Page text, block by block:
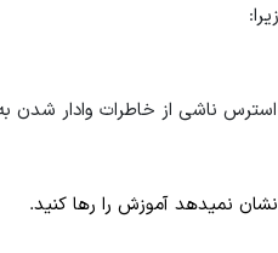
ناشی از خاطرات وادار شدن به
نشان نمیدهد آموزش را رها کنید.